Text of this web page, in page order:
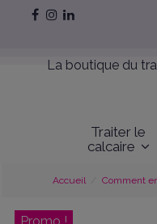
La boutique du
Traiter le
calcaire
Accueil Comment